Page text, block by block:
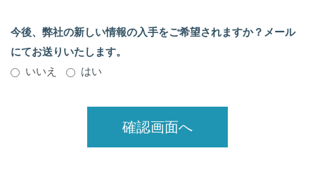
今後、弊社の新しい情報の入手をご希望されますか？メール
にてお送りいたします。
いいえ
はい
確認画面へ